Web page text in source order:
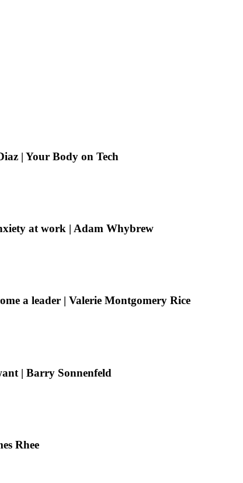
| Your Body on Tech
at work | Adam Whybrew
a leader | Valerie Montgomery Rice
| Barry Sonnenfeld
Rhee